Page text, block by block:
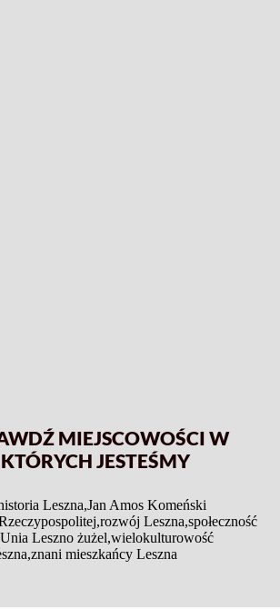
MIEJSCOWOŚCI W
KTÓRYCH JESTEŚMY
Leszna,Jan Amos Komeński
,rozwój Leszna,społeczność
Unia Leszno żużel,wielokulturowość
,znani mieszkańcy Leszna